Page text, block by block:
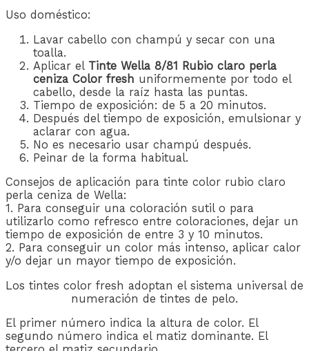
Uso doméstico:
Lavar cabello con champú y secar con una
toalla.
Aplicar el Tinte Wella 8/81 Rubio claro perla
ceniza Color fresh uniformemente por todo el
cabello, desde la raíz hasta las puntas.
Tiempo de exposición: de 5 a 20 minutos.
Después del tiempo de exposición, emulsionar y
aclarar con agua.
No es necesario usar champú después.
Peinar de la forma habitual.
Consejos de aplicación para tinte color rubio claro
perla ceniza de Wella:
1. Para conseguir una coloración sutil o para
utilizarlo como refresco entre coloraciones, dejar un
tiempo de exposición de entre 3 y 10 minutos.
2. Para conseguir un color más intenso, aplicar calor
y/o dejar un mayor tiempo de exposición.
Los tintes color fresh adoptan el sistema universal de
numeración de tintes de pelo.
El primer número indica la altura de color. El
segundo número indica el matiz dominante. El